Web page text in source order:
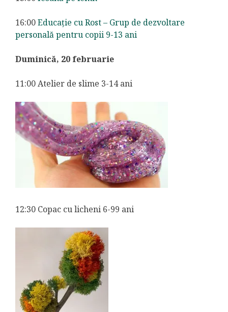
16:00Educație cu Rost – Grup de dezvoltare
personală pentru copii 9-13 ani
Duminică, 20 februarie
11:00 Atelier de slime 3-14 ani
12:30 Copac cu licheni 6-99 ani